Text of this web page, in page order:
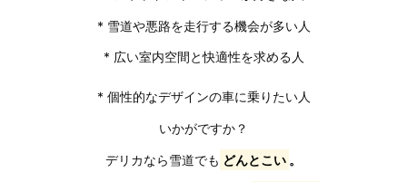
* 雪道や悪路を走行する機会が多い人
* 広い室内空間と快適性を求める人
* 個性的なデザインの車に乗りたい人
いかがですか？
デリカなら雪道でも どんとこい 。